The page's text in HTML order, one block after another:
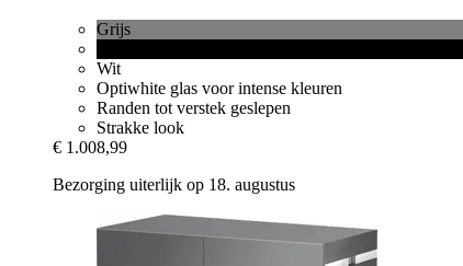
Grijs
Wit
Optiwhite glas voor intense kleuren
Randen tot verstek geslepen
Strakke look
€ 1.008,99
Bezorging uiterlijk op 18. augustus